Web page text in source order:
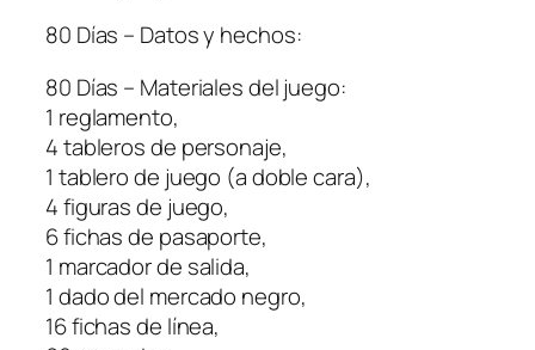
80 Días – Datos y hechos:
80 Días – Materiales del juego:
1 reglamento,
4 tableros de personaje,
1 tablero de juego (a doble cara),
4 figuras de juego,
6 fichas de pasaporte,
1 marcador de salida,
1 dado del mercado negro,
16 fichas de línea,